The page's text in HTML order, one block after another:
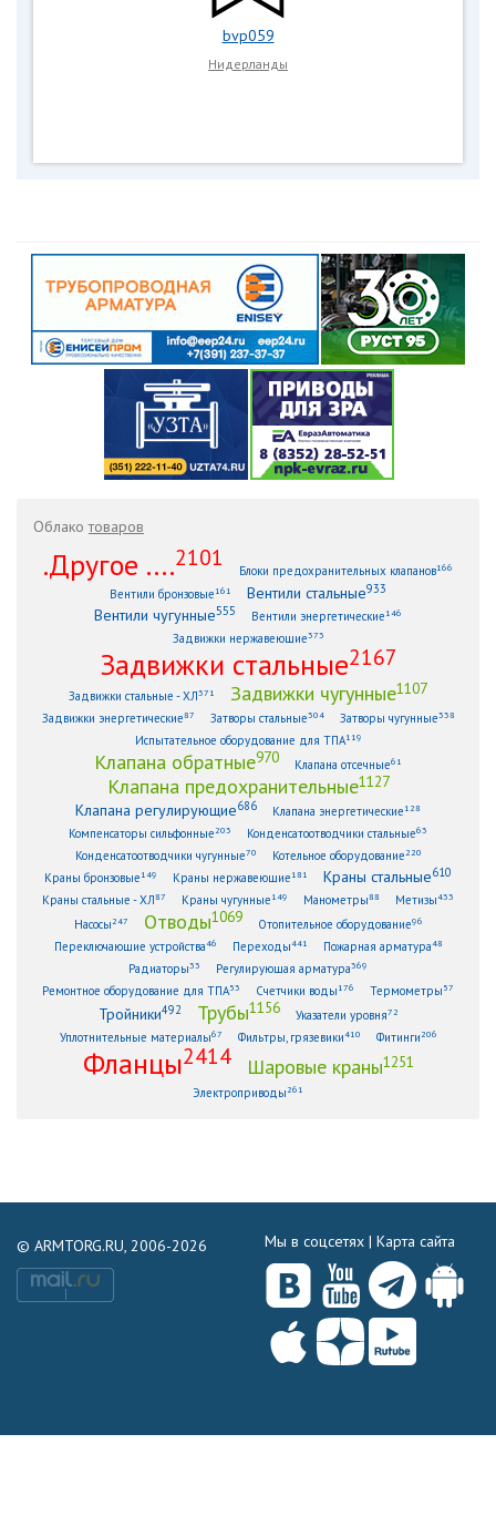
bvp059
Нидерланды
Облакотоваров
.Другое ....2101
Блоки предохранительных клапанов166
Вентили бронзовые161 Вентили стальные933
Вентили чугунные555 Вентили энергетические146
Задвижки нержавеющие373
Задвижки стальные2167
Задвижки стальные - ХЛ371 Задвижки чугунные1107
Задвижки энергетические87 Затворы стальные304 Затворы чугунные338
Испытательное оборудование для ТПА119
Клапана обратные970 Клапана отсечные61
Клапана предохранительные1127
Клапана регулирующие686 Клапана энергетические128
Компенсаторы сильфонные203 Конденсатоотводчики стальные63
Конденсатоотводчики чугунные70 Котельное оборудование220
Краны бронзовые149 Краны нержавеющие181 Краны стальные610
Краны стальные - ХЛ87 Краны чугунные149 Манометры88 Метизы433
Насосы247 Отводы1069 Отопительное оборудование96
Переключающие устройства46 Переходы441 Пожарная арматура48
Радиаторы33 Регулирующая арматура369
Ремонтное оборудование для ТПА53 Счетчики воды176 Термометры 57
Тройники492 Трубы1156 Указатели уровня72
Уплотнительные материалы67 Фильтры, грязевики410 Фитинги206
Фланцы2414 Шаровые краны1251
Электроприводы261
© ARMTORG.RU, 2006-2026 Мы в соцсетях | Карта сайта